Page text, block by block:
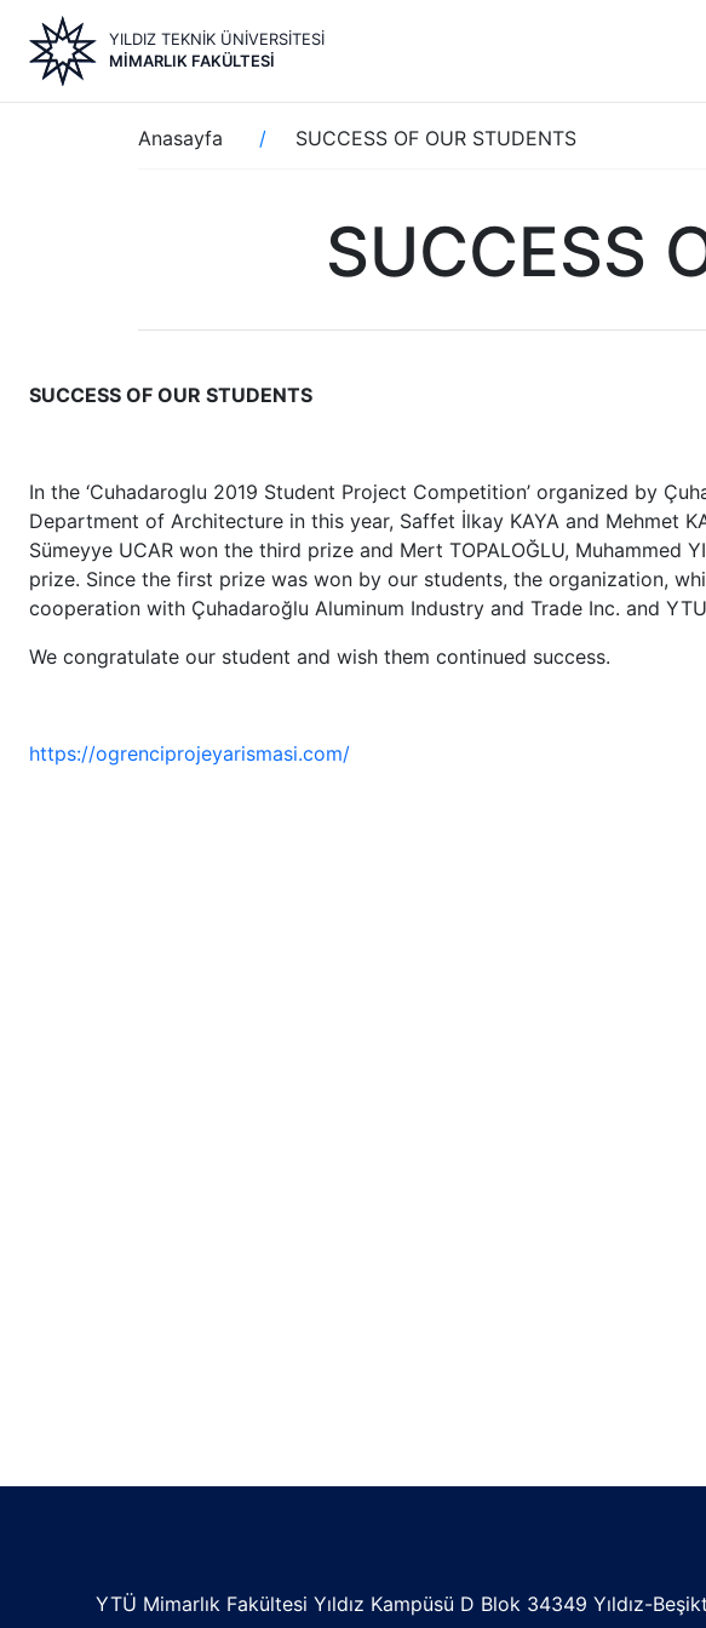
içeriğe
YILDIZ TEKNİK ÜNİVERSİTESİ
MİMARLIK FAKÜLTESİ
Sayfa
yolu
Anasayfa SUCCESS OF OUR STUDENTS
SUCCESS
SUCCESS OF OUR STUDENTS
In the ‘Cuhadaroglu 2019 Student Project Competition’ organized by
Department of Architecture in this year, Saffet İlkay KAYA and Mehmet
Sümeyye UCAR won the third prize and Mert TOPALOĞLU, Muhammed
prize. Since the first prize was won by our students, the organization,
cooperation with Çuhadaroğlu Aluminum Industry and Trade Inc. and
We congratulate our student and wish them continued success.
https://ogrenciprojeyarismasi.com/
YTÜ Mimarlık Fakültesi Yıldız Kampüsü D Blok 34349 Yıldız-